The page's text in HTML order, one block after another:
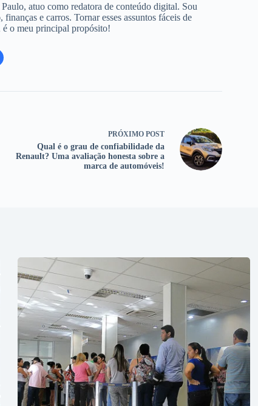
atuo como redatora de conteúdo digital. Sou
e carros. Tornar esses assuntos fáceis de
é o meu principal propósito!
PRÓXIMO POST
Qual é o grau de confiabilidade da
Renault? Uma avaliação honesta sobre a
marca de automóveis!